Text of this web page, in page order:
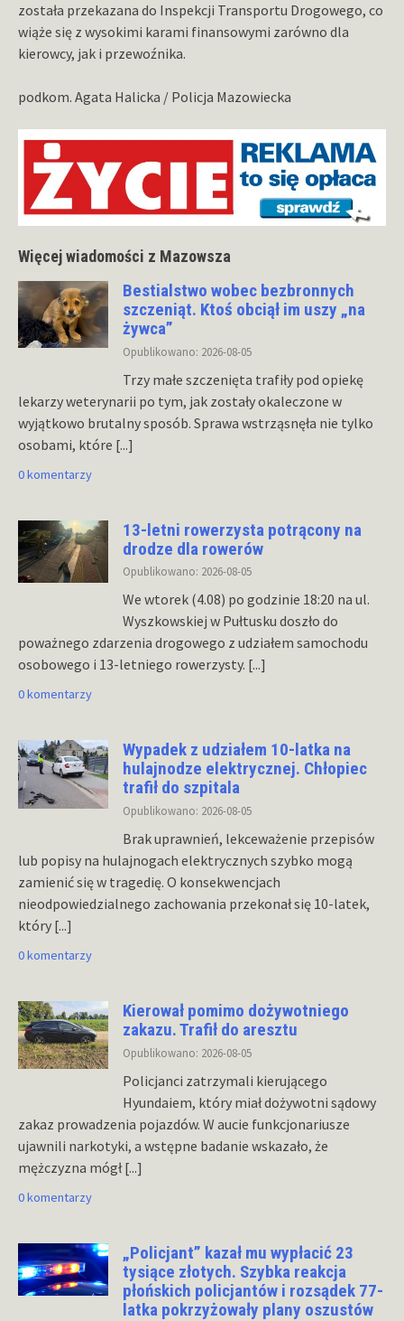
została przekazana do Inspekcji Transportu Drogowego, co
wiąże się z wysokimi karami finansowymi zarówno dla
kierowcy, jak i przewoźnika.
podkom. Agata Halicka / Policja Mazowiecka
Więcej wiadomości z Mazowsza
Bestialstwo wobec bezbronnych
szczeniąt. Ktoś obciął im uszy „na
żywca”
Opublikowano: 2026-08-05
Trzy małe szczenięta trafiły pod opiekę
lekarzy weterynarii po tym, jak zostały okaleczone w
wyjątkowo brutalny sposób. Sprawa wstrząsnęła nie tylko
osobami, które [...]
0 komentarzy
13-letni rowerzysta potrącony na
drodze dla rowerów
Opublikowano: 2026-08-05
We wtorek (4.08) po godzinie 18:20 na ul.
Wyszkowskiej w Pułtusku doszło do
poważnego zdarzenia drogowego z udziałem samochodu
osobowego i 13-letniego rowerzysty. [...]
0 komentarzy
Wypadek z udziałem 10-latka na
hulajnodze elektrycznej. Chłopiec
trafił do szpitala
Opublikowano: 2026-08-05
Brak uprawnień, lekceważenie przepisów
lub popisy na hulajnogach elektrycznych szybko mogą
zamienić się w tragedię. O konsekwencjach
nieodpowiedzialnego zachowania przekonał się 10-latek,
który [...]
0 komentarzy
Kierował pomimo dożywotniego
zakazu. Trafił do aresztu
Opublikowano: 2026-08-05
Policjanci zatrzymali kierującego
Hyundaiem, który miał dożywotni sądowy
zakaz prowadzenia pojazdów. W aucie funkcjonariusze
ujawnili narkotyki, a wstępne badanie wskazało, że
mężczyzna mógł[...]
0 komentarzy
„Policjant” kazał mu wypłacić 23
tysiące złotych. Szybka reakcja
płońskich policjantów i rozsądek 77-
latka pokrzyżowały plany oszustów